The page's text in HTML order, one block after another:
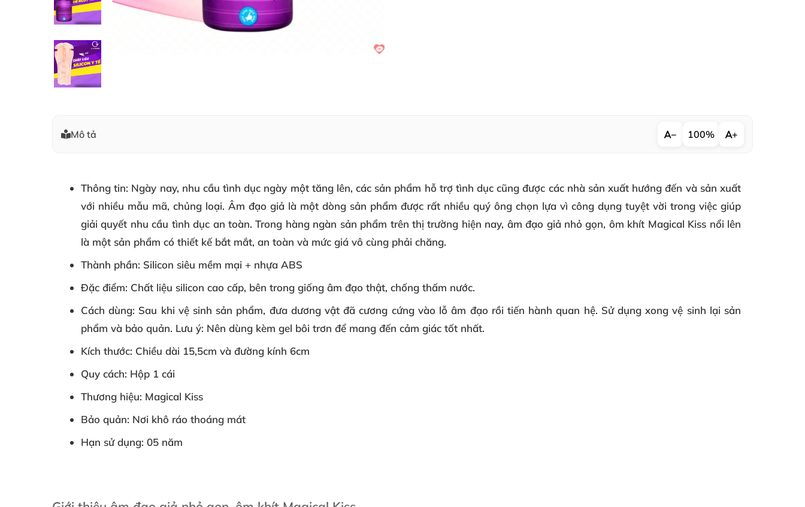
Mô tả − 100% +
Thông tin: Ngày nay, nhu cầu tình dục ngày một tăng lên, các sản phẩm hỗ trợ tình dục cũng được các nhà sản xuất hướng đến và sản xuất
với nhiều mẫu mã, chủng loại. Âm đạo giả là một dòng sản phẩm được rất nhiều quý ông chọn lựa vì công dụng tuyệt vời trong việc giúp
giải quyết nhu cầu tình dục an toàn. Trong hàng ngàn sản phẩm trên thị trường hiện nay, âm đạo giả nhỏ gọn, ôm khít Magical Kiss nổi lên
là một sản phẩm có thiết kế bắt mắt, an toàn và mức giá vô cùng phải chăng.
Thành phần: Silicon siêu mềm mại + nhựa ABS
Đặc điểm: Chất liệu silicon cao cấp, bên trong giống âm đạo thật, chống thấm nước.
Cách dùng: Sau khi vệ sinh sản phẩm, đưa dương vật đã cương cứng vào lỗ âm đạo rồi tiến hành quan hệ. Sử dụng xong vệ sinh lại sản
phẩm và bảo quản. Lưu ý: Nên dùng kèm gel bôi trơn để mang đến cảm giác tốt nhất.
Kích thước: Chiều dài 15,5cm và đường kính 6cm
Quy cách: Hộp 1 cái
Thương hiệu: Magical Kiss
Bảo quản: Nơi khô ráo thoáng mát
Hạn sử dụng: 05 năm